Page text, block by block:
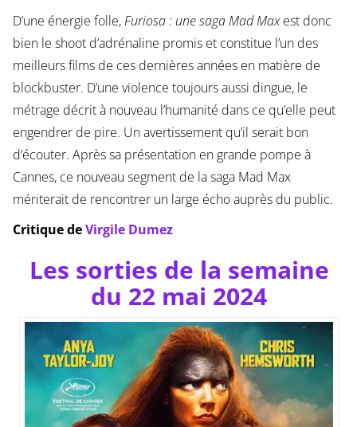
D’une énergie folle,Furiosa : une saga Mad Maxest donc
bien le shoot d’adrénaline promis et constitue l’un des
meilleurs films de ces dernières années en matière de
blockbuster. D’une violence toujours aussi dingue, le
métrage décrit à nouveau l’humanité dans ce qu’elle peut
engendrer de pire. Un avertissement qu’il serait bon
d’écouter. Après sa présentation en grande pompe à
Cannes, ce nouveau segment de la saga Mad Max
mériterait de rencontrer un large écho auprès du public.
Critique deVirgile Dumez
Les sorties de la semaine
du 22 mai 2024